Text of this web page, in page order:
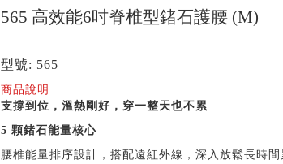
565 高效能6吋脊椎型鍺石護腰 (M)
型號: 565
商品說明:
支撐到位，溫熱剛好，穿一整天也不累
5 顆鍺石能量核心
腰椎能量排序設計，搭配遠紅外線，深入放鬆長時間